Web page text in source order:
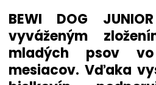
ARATON
BARKING HEADS
BAVARO
BEWI DOG
vyváženým
mladých psov
mesiacov. Vďaka